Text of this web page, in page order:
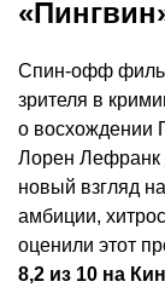
Спин-офф
зрителя в
о восхождении
Лорен Лефранк
новый взгляд
амбиции,
оценили этот
8,2 из 10 на